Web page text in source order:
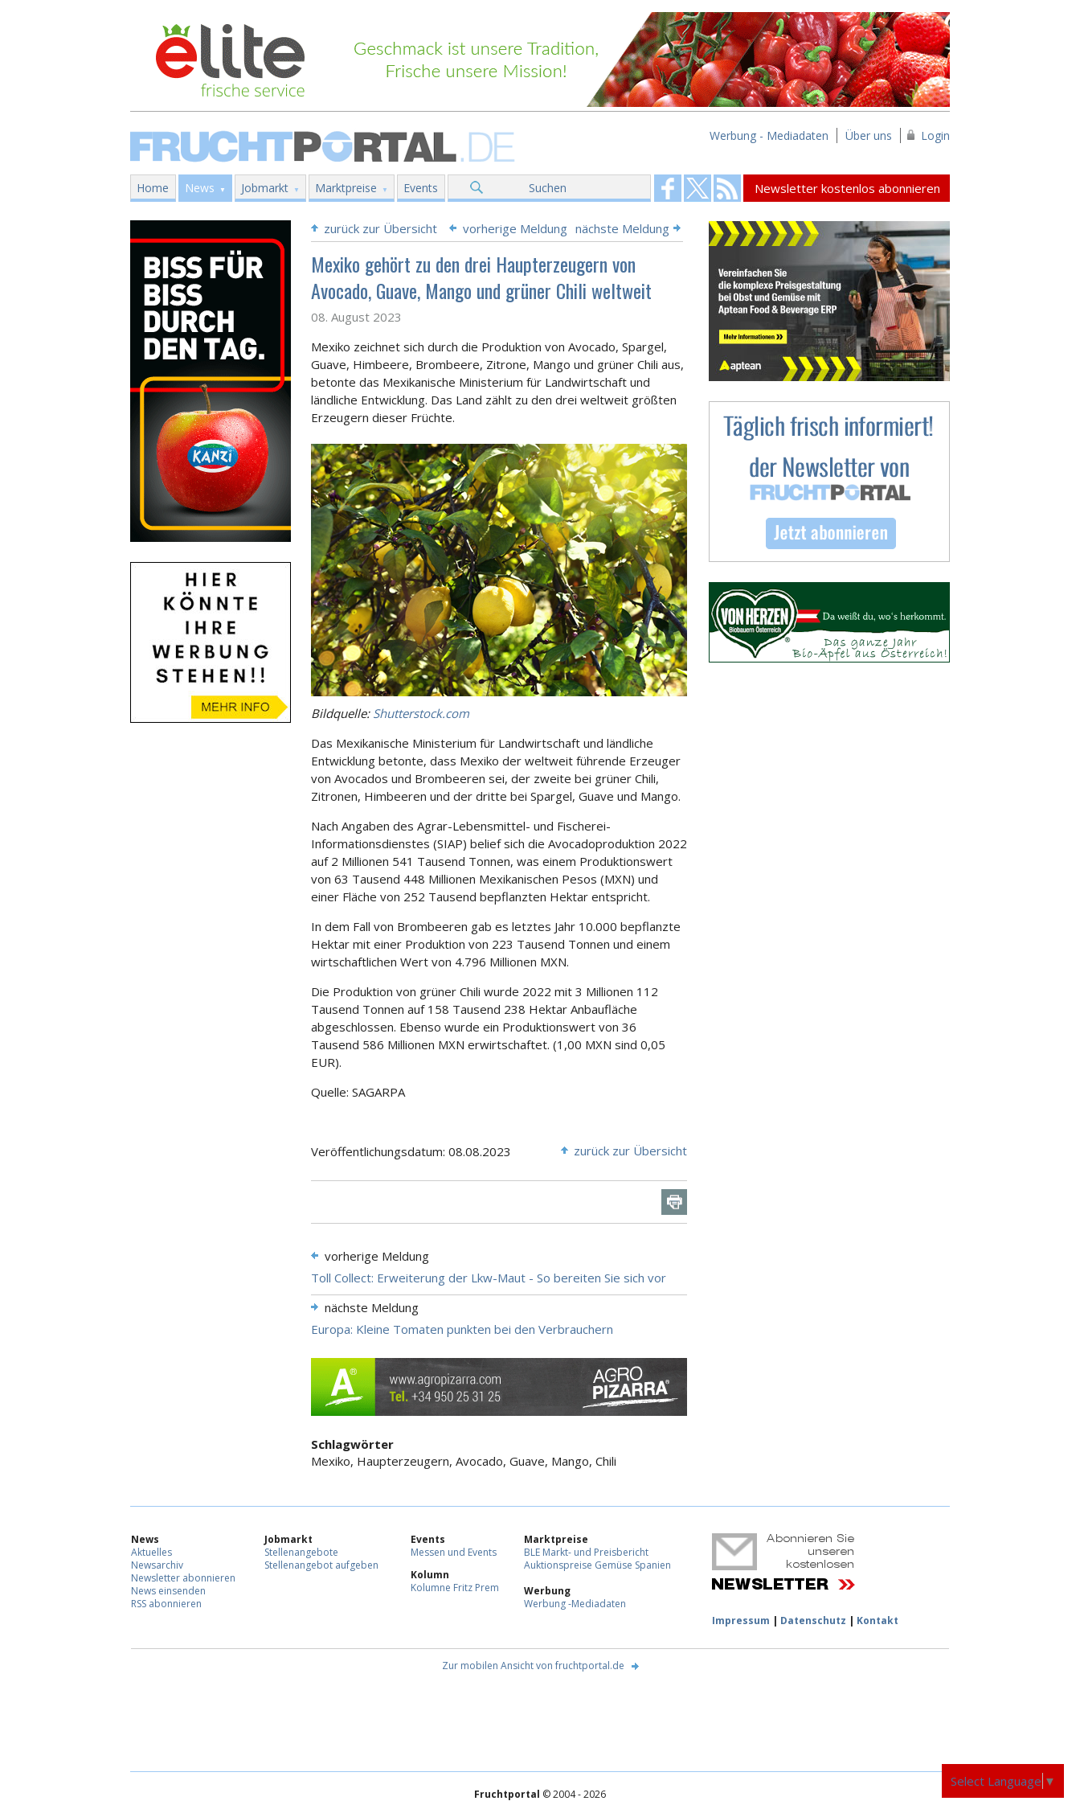
Werbung - Mediadaten Über uns Login
Home News Jobmarkt Marktpreise Events Suchen Newsletter kostenlos abonnieren
zurück zur Übersicht vorherige Meldung nächste Meldung
Mexiko gehört zu den drei Haupterzeugern von
Avocado, Guave, Mango und grüner Chili weltweit
08. August 2023
Mexiko zeichnet sich durch die Produktion von Avocado, Spargel,
Guave, Himbeere, Brombeere, Zitrone, Mango und grüner Chili aus,
betonte das Mexikanische Ministerium für Landwirtschaft und
ländliche Entwicklung. Das Land zählt zu den drei weltweit größten
Erzeugern dieser Früchte.
Bildquelle: Shutterstock.com
Das Mexikanische Ministerium für Landwirtschaft und ländliche
Entwicklung betonte, dass Mexiko der weltweit führende Erzeuger
von Avocados und Brombeeren sei, der zweite bei grüner Chili,
Zitronen, Himbeeren und der dritte bei Spargel, Guave und Mango.
Nach Angaben des Agrar-Lebensmittel- und Fischerei-
Informationsdienstes (SIAP) belief sich die Avocadoproduktion 2022
auf 2 Millionen 541 Tausend Tonnen, was einem Produktionswert
von 63 Tausend 448 Millionen Mexikanischen Pesos (MXN) und
einer Fläche von 252 Tausend bepflanzten Hektar entspricht.
In dem Fall von Brombeeren gab es letztes Jahr 10.000 bepflanzte
Hektar mit einer Produktion von 223 Tausend Tonnen und einem
wirtschaftlichen Wert von 4.796 Millionen MXN.
Die Produktion von grüner Chili wurde 2022 mit 3 Millionen 112
Tausend Tonnen auf 158 Tausend 238 Hektar Anbaufläche
abgeschlossen. Ebenso wurde ein Produktionswert von 36
Tausend 586 Millionen MXN erwirtschaftet. (1,00 MXN sind 0,05
EUR).
Quelle: SAGARPA
Veröffentlichungsdatum: 08.08.2023 zurück zur Übersicht
vorherige Meldung
Toll Collect: Erweiterung der Lkw-Maut - So bereiten Sie sich vor
nächste Meldung
Europa: Kleine Tomaten punkten bei den Verbrauchern
Schlagwörter
Mexiko, Haupterzeugern, Avocado, Guave, Mango, Chili
News
Aktuelles
Newsarchiv
Newsletter abonnieren
News einsenden
RSS abonnieren
Jobmarkt
Stellenangebote
Stellenangebot aufgeben
Events
Messen und Events
Kolumn
Kolumne Fritz Prem
Marktpreise
BLE Markt- und Preisbericht
Auktionspreise Gemüse Spanien
Werbung
Werbung -Mediadaten
Impressum | Datenschutz | Kontakt
Zur mobilen Ansicht von fruchtportal.de
Fruchtportal © 2004 - 2026
Select Language ▼